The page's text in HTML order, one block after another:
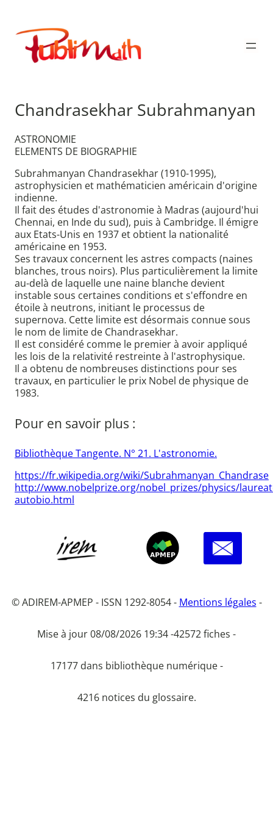
contenu
Publimath
Chandrasekhar Subrahmanyan
ASTRONOMIE
ELEMENTS DE BIOGRAPHIE
Subrahmanyan Chandrasekhar (1910-1995),
astrophysicien et mathématicien américain d'origine
indienne.
Il fait des études d'astronomie à Madras (aujourd'hui
Chennai, en Inde du sud), puis à Cambridge. Il émigre
aux Etats-Unis en 1937 et obtient la nationalité
américaine en 1953.
Ses travaux concernent les astres compacts (naines
blanches, trous noirs). Plus particulièrement la limite
au-delà de laquelle une naine blanche devient
instable sous certaines conditions et s'effondre en
étoile à neutrons, initiant le processus de
supernova. Cette limite est désormais connue sous
le nom de limite de Chandrasekhar.
Il est considéré comme le premier à avoir appliqué
les lois de la relativité restreinte à l'astrophysique.
Il a obtenu de nombreuses distinctions pour ses
travaux, en particulier le prix Nobel de physique de
1983.
Pour en savoir plus :
Bibliothèque Tangente. N° 21. L'astronomie.
https://fr.wikipedia.org/wiki/Subrahmanyan_Chandrase
http://www.nobelprize.org/nobel_prizes/physics/
autobio.html
© ADIREM-APMEP - ISSN 1292-8054 - Mentions légales -
Mise à jour 08/08/2026 19:34 -42572 fiches -
17177 dans bibliothèque numérique -
4216 notices du glossaire.